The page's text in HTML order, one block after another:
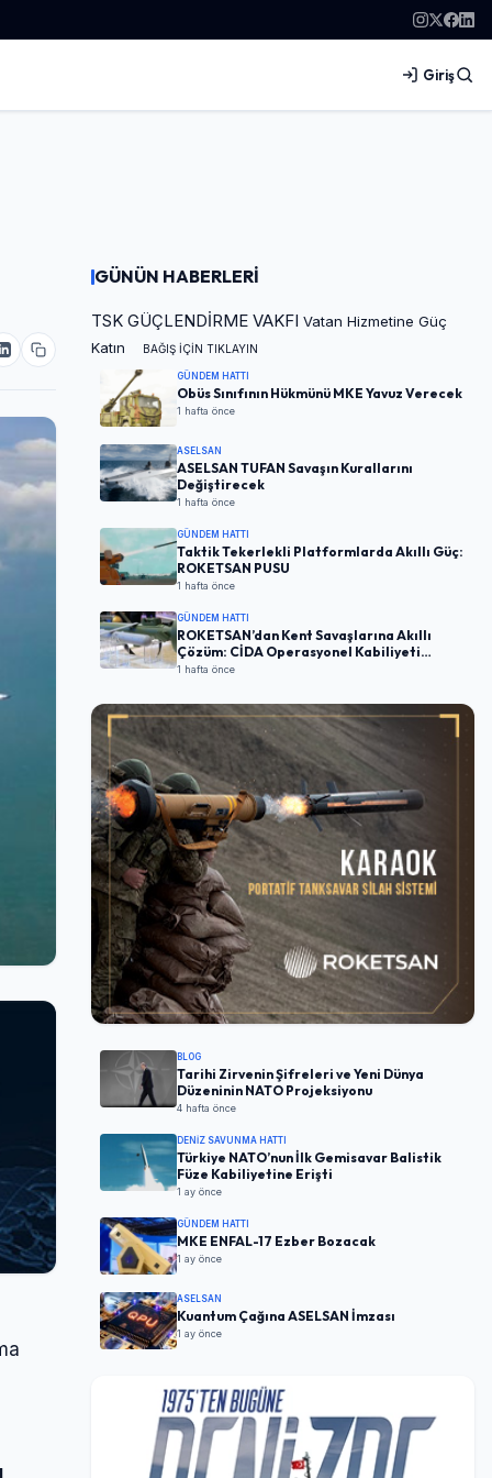
Giriş
GÜNÜN HABERLERİ
TSK GÜÇLENDİRME VAKFI Vatan Hizmetine Güç
Katın
BAĞIŞ İÇİN TIKLAYIN
GÜNDEM HATTI
Obüs Sınıfının Hükmünü MKE Yavuz Verecek
1 hafta önce
ASELSAN
ASELSAN TUFAN Savaşın Kurallarını
Değiştirecek
1 hafta önce
GÜNDEM HATTI
Taktik Tekerlekli Platformlarda Akıllı Güç:
ROKETSAN PUSU
1 hafta önce
GÜNDEM HATTI
ROKETSAN’dan Kent Savaşlarına Akıllı
Çözüm: CİDA Operasyonel Kabiliyeti
Artırıyor
1 hafta önce
BLOG
Tarihi Zirvenin Şifreleri ve Yeni Dünya
Düzeninin NATO Projeksiyonu
4 hafta önce
DENIZ SAVUNMA HATTI
Türkiye NATO’nun İlk Gemisavar Balistik
Füze Kabiliyetine Erişti
1 ay önce
GÜNDEM HATTI
MKE ENFAL-17 Ezber Bozacak
1 ay önce
ASELSAN
Kuantum Çağına ASELSAN İmzası
1 ay önce